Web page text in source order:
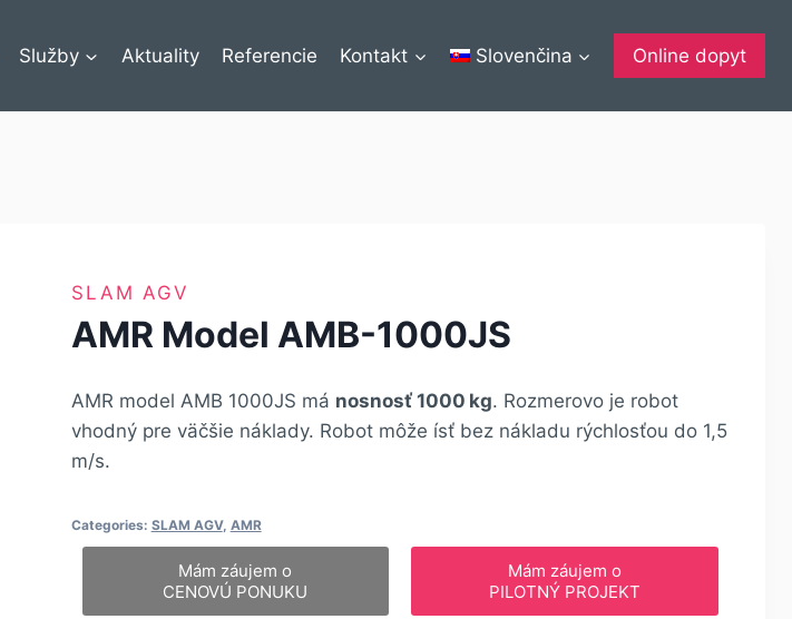
Služby Aktuality Referencie Kontakt Slovenčina Online dopyt
SLAM AGV
AMR Model AMB-1000JS
AMR model AMB 1000JS má nosnosť 1000 kg. Rozmerovo je robot
vhodný pre väčšie náklady. Robot môže ísť bez nákladu rýchlosťou do 1,5
m/s.
Categories: SLAM AGV, AMR
Mám záujem o
CENOVÚ PONUKU
Mám záujem o
PILOTNÝ PROJEKT